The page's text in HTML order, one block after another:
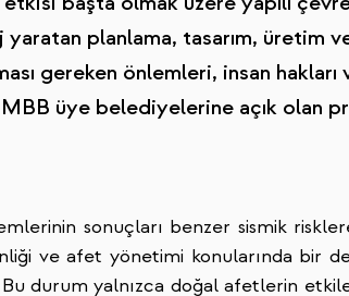
planlama, tasarım, üretim
gereken önlemleri, insan hakları
üye belediyelerine açık olan
sonuçları benzer sismik
ve afet yönetimi konularında bir
durum yalnızca doğal afetlerin